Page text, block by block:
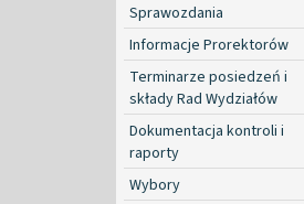
Sprawozdania
Informacje Prorektorów
Terminarze posiedzeń i
składy Rad Wydziałów
Dokumentacja kontroli i
raporty
Wybory